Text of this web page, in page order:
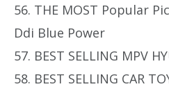
56. THE MOST Popular
Ddi Blue Power
57. BEST SELLING MPV
58. BEST SELLING CAR